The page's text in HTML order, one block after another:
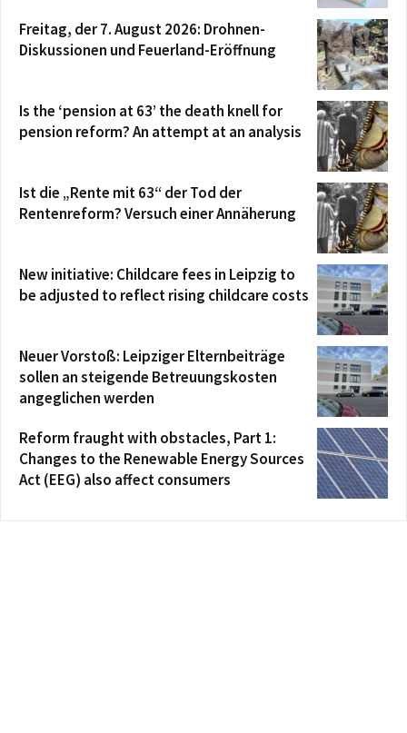
Freitag, der 7. August 2026: Drohnen-
Diskussionen und Feuerland-Eröffnung
Is the ‘pension at 63’ the death knell for
pension reform? An attempt at an analysis
Ist die „Rente mit 63“ der Tod der
Rentenreform? Versuch einer Annäherung
New initiative: Childcare fees in Leipzig to
be adjusted to reflect rising childcare costs
Neuer Vorstoß: Leipziger Elternbeiträge
sollen an steigende Betreuungskosten
angeglichen werden
Reform fraught with obstacles, Part 1:
Changes to the Renewable Energy Sources
Act (EEG) also affect consumers